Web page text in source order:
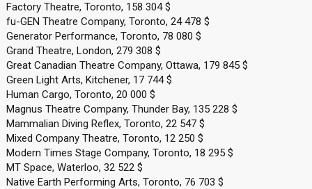
Factory Theatre, Toronto, 158 304 $
fu-GEN Theatre Company, Toronto, 24 478 $
Generator Performance, Toronto, 78 080 $
Grand Theatre, London, 279 308 $
Great Canadian Theatre Company, Ottawa, 179 845 $
Green Light Arts, Kitchener, 17 744 $
Human Cargo, Toronto, 20 000 $
Magnus Theatre Company, Thunder Bay, 135 228 $
Mammalian Diving Reflex, Toronto, 22 547 $
Mixed Company Theatre, Toronto, 12 250 $
Modern Times Stage Company, Toronto, 18 295 $
MT Space, Waterloo, 32 522 $
Native Earth Performing Arts, Toronto, 76 703 $